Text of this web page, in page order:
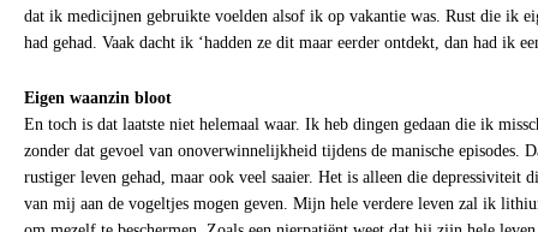
dat ik medicijnen gebruikte voelden alsof ik op vakantie was. Rust die ik
had gehad. Vaak dacht ik ‘hadden ze dit maar eerder ontdekt, dan had ik
Eigen waanzin bloot
En toch is dat laatste niet helemaal waar. Ik heb dingen gedaan die ik
zonder dat gevoel van onoverwinnelijkheid tijdens de manische episodes.
rustiger leven gehad, maar ook veel saaier. Het is alleen die depressiviteit
van mij aan de vogeltjes mogen geven. Mijn hele verdere leven zal ik